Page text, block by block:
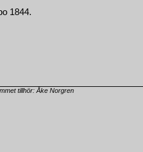
1844.
tillhör: Åke Norgren